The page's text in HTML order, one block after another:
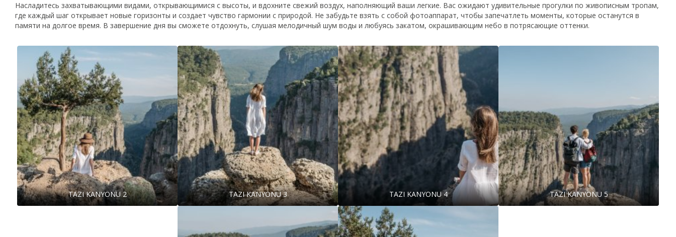
Насладитесь захватывающими видами, открывающимися с высоты, и вдохните свежий воздух, наполняющий ваши легкие. Вас ожидают удивительные прогулки по живописным тропам,
где каждый шаг открывает новые горизонты и создает чувство гармонии с природой. Не забудьте взять с собой фотоаппарат, чтобы запечатлеть моменты, которые останутся в
памяти на долгое время. В завершение дня вы сможете отдохнуть, слушая мелодичный шум воды и любуясь закатом, окрашивающим небо в потрясающие оттенки.
TAZI KANYONU 2 TAZI KANYONU 3 TAZI KANYONU 4 TAZI KANYONU 5